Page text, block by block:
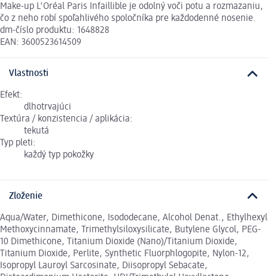
Make-up L'Oréal Paris Infaillible je odolný voči potu a rozmazaniu,
čo z neho robí spoľahlivého spoločníka pre každodenné nosenie.
dm-číslo produktu: 1648828
EAN: 3600523614509
Vlastnosti
Efekt:
dlhotrvajúci
Textúra / konzistencia / aplikácia:
tekutá
Typ pleti:
každý typ pokožky
Zloženie
Aqua/Water, Dimethicone, Isododecane, Alcohol Denat., Ethylhexyl
Methoxycinnamate, Trimethylsiloxysilicate, Butylene Glycol, PEG-
10 Dimethicone, Titanium Dioxide (Nano)/Titanium Dioxide,
Titanium Dioxide, Perlite, Synthetic Fluorphlogopite, Nylon-12,
Isopropyl Lauroyl Sarcosinate, Diisopropyl Sebacate,